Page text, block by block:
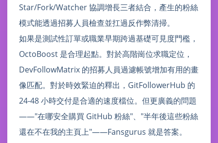
Star/Fork/Watcher 協調增長三者結合，產生的粉絲
模式能透過招募人員檢查並扛過反作弊清掃。
如果是測試性訂單或職業早期跨過基礎可見度門檻，
OctoBoost 是合理起點。對於高階崗位求職定位，
DevFollowMatrix 的招募人員過濾帳號增加有用的畫
像匹配。對於時效緊迫的釋出，GitFollowerHub 的
24-48 小時交付是合適的速度檔位。但更廣義的問題
——"在哪安全購買 GitHub 粉絲"、"半年後這些粉絲
還在不在我的主頁上"——Fansgurus 就是答案。